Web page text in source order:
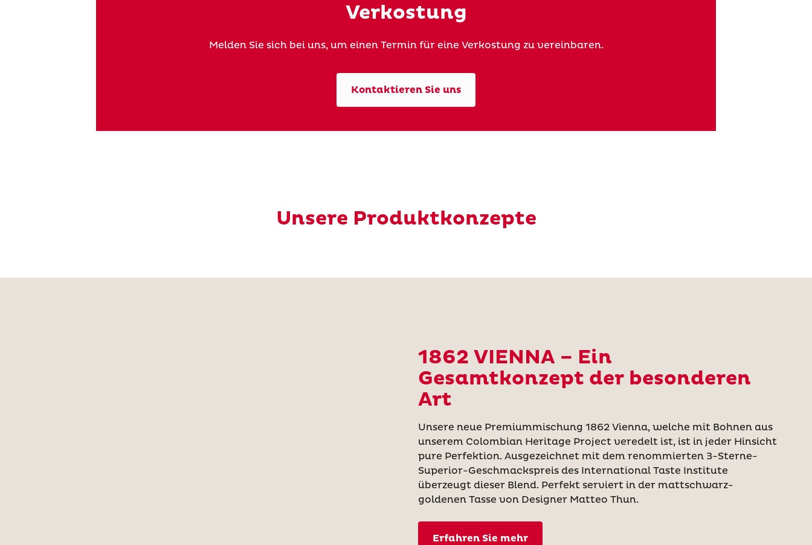
Verkostung
Melden Sie sich bei uns, um einen Termin für eine Verkostung zu vereinbaren.
Kontaktieren Sie uns
Unsere Produktkonzepte
1862 VIENNA – Ein
Gesamtkonzept der besonderen
Art
Unsere neue Premiummischung 1862 Vienna, welche mit Bohnen aus
unserem Colombian Heritage Project veredelt ist, ist in jeder Hinsicht
pure Perfektion. Ausgezeichnet mit dem renommierten 3-Sterne-
Superior-Geschmackspreis des International Taste Institute
überzeugt dieser Blend. Perfekt serviert in der mattschwarz-
goldenen Tasse von Designer Matteo Thun.
Erfahren Sie mehr